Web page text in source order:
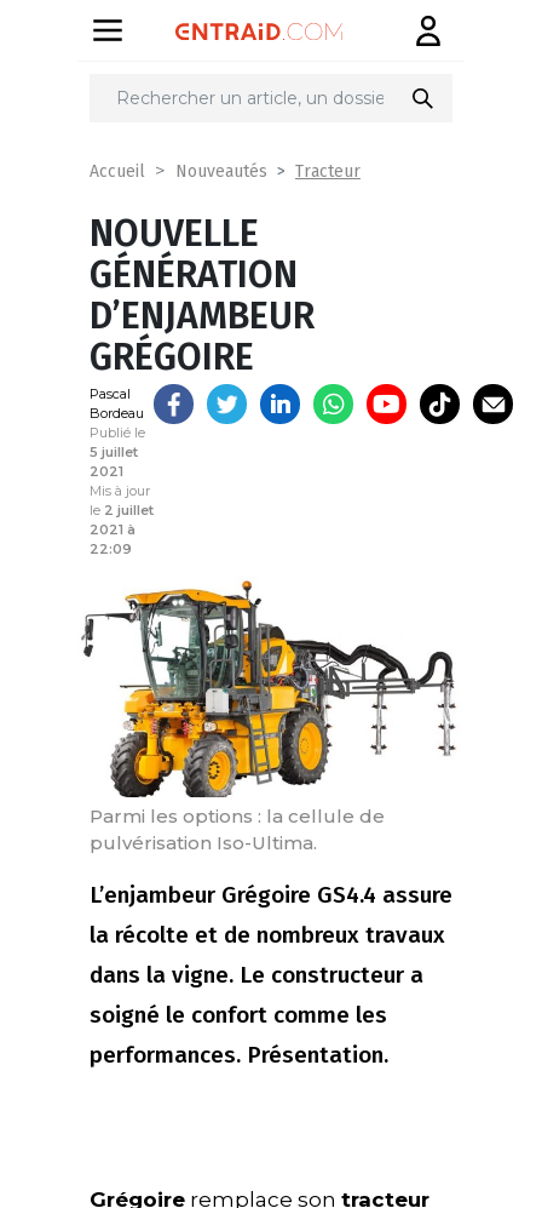
Partager
Accueil Nouveautés Tracteur
NOUVELLE
GÉNÉRATION
D’ENJAMBEUR
GRÉGOIRE
Pascal
Bordeau
Publié le
5 juillet
2021
Mis à jour
le 2 juillet
2021 à
22:09
Parmi les options : la cellule de
pulvérisation Iso-Ultima.
L’enjambeur Grégoire GS4.4 assure
la récolte et de nombreux travaux
dans la vigne. Le constructeur a
soigné le confort comme les
performances. Présentation.
Grégoire remplace son tracteur